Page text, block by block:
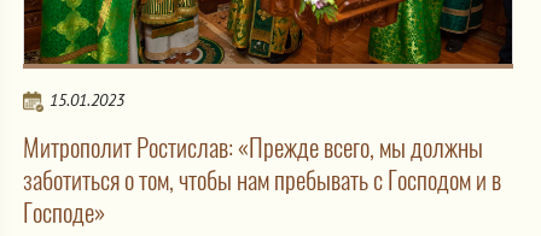
15.01.2023
Митрополит Ростислав: «Прежде всего, мы должны
заботиться о том, чтобы нам пребывать с Господом и в
Господе»